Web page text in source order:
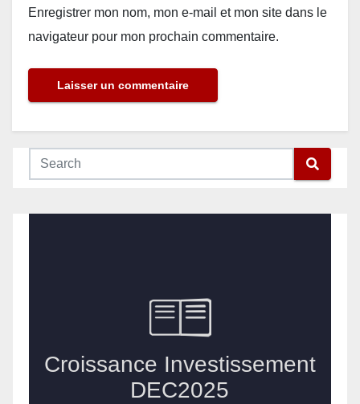
Enregistrer mon nom, mon e-mail et mon site dans le
navigateur pour mon prochain commentaire.